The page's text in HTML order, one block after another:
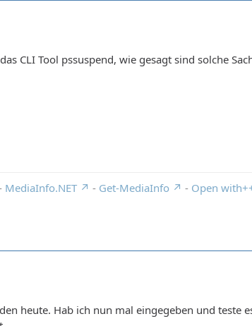
CLI Tool pssuspend, wie gesagt sind solche
MediaInfo.NET - Get-MediaInfo - Open
heute. Hab ich nun mal eingegeben und teste